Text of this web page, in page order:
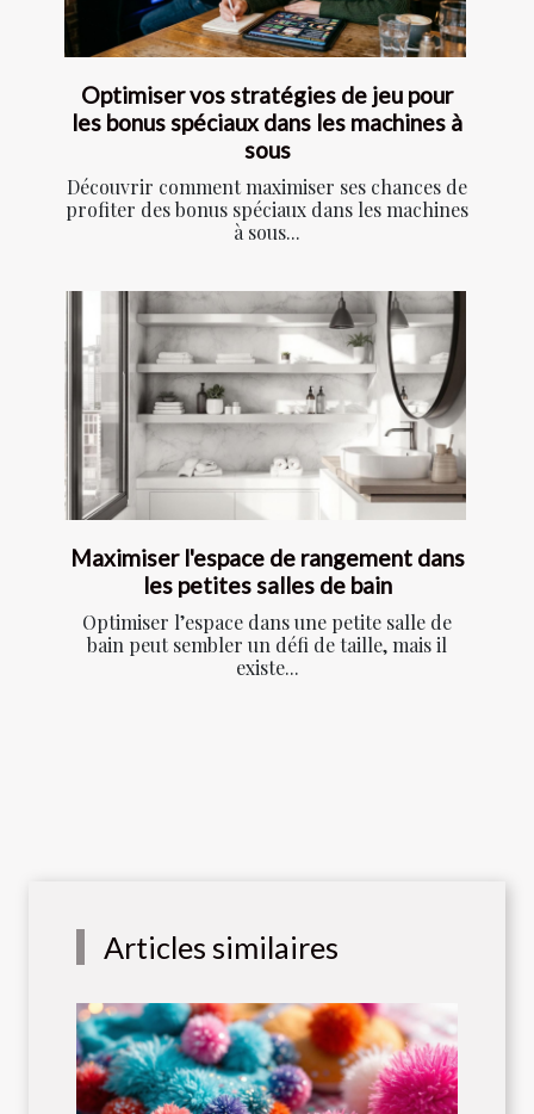
Optimiser vos stratégies de jeu pour
les bonus spéciaux dans les machines à
sous
Découvrir comment maximiser ses chances de
profiter des bonus spéciaux dans les machines
à sous...
Maximiser l'espace de rangement dans
les petites salles de bain
Optimiser l’espace dans une petite salle de
bain peut sembler un défi de taille, mais il
existe...
Articles similaires